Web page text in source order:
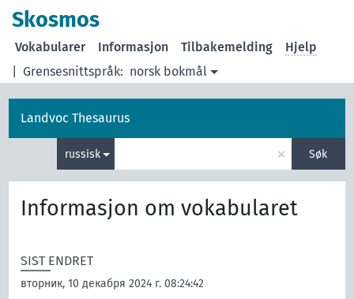
Skosmos
Grensesnittspråk: norsk bokmål
Vokabularer Informasjon Tilbakemelding Hjelp
Landvoc Thesaurus
russisk × Søk
Informasjon om vokabularet
SIST ENDRET
вторник, 10 декабря 2024 г. 08:24:42